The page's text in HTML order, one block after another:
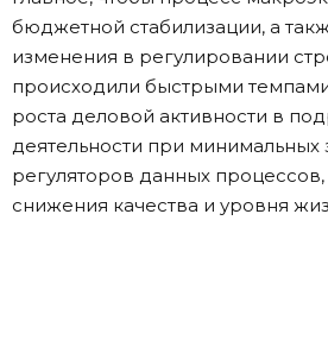
бюджетной стабилизации, а
изменения в регулировании
происходили быстрыми
роста деловой активности в
деятельности при минимальных
регуляторов данных
снижения качества и уровня